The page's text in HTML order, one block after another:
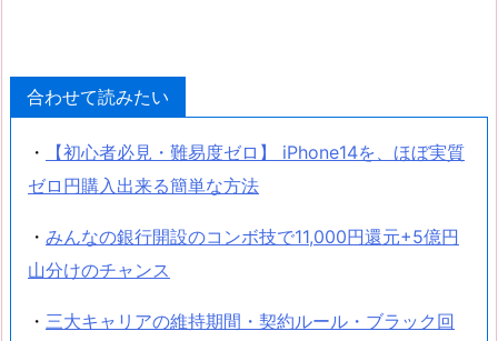
合わせて読みたい
・
【初心者必見・難易度ゼロ】 iPhone14を、ほぼ実質
ゼロ円購入出来る簡単な方法
・ みんなの銀行開設のコンボ技で11,000円還元+5億円
山分けのチャンス
・ 三大キャリアの維持期間・契約ルール・ブラック回